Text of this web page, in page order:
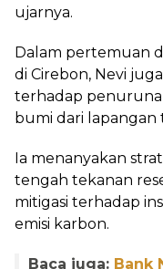
ujarnya.
Dalam pertemuan
di Cirebon, Nevi
terhadap
bumi dari lapangan
Ia menanyakan
tengah tekanan
mitigasi terhadap
emisi karbon.
Baca juga: Bank